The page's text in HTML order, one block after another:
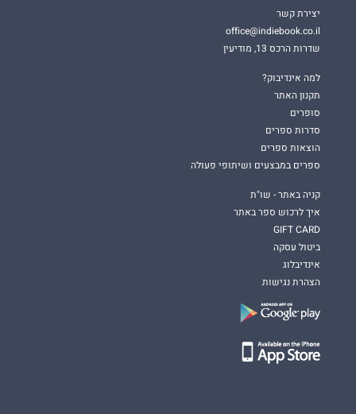
יצירת קשר
office@indiebook.co.il
שדרות הרכס 13, מודיעין
למה אינדיבוק?
תקנון האתר
סופרים
סדרות ספרים
הוצאות ספרים
ספרים במבצעים ושיתופי פעולה
קניה באתר - שו"ת
איך לרכוש ספר באתר
GIFT CARD
ביטול עסקה
אינדיבלוג
הצהרת נגישות